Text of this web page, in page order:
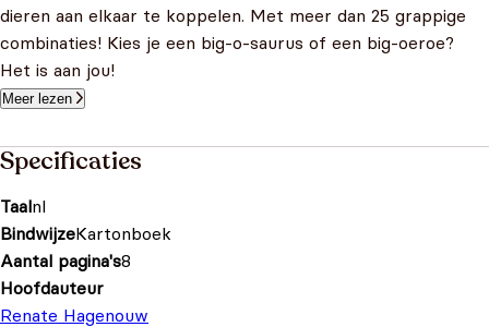
dieren aan elkaar te koppelen. Met meer dan 25 grappige
combinaties! Kies je een big-o-saurus of een big-oeroe?
Het is aan jou!
Meer lezen
Specificaties
Taalnl
BindwijzeKartonboek
Aantal pagina's8
Hoofdauteur
Renate Hagenouw